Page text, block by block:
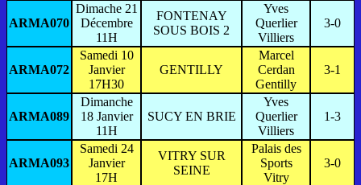
ARMA070
Dimache 21
Décembre
11H
FONTENAY
SOUS BOIS 2
Yves
Querlier
Villiers
3-0
ARMA072
Samedi 10
Janvier
17H30
GENTILLY
Marcel
Cerdan
Gentilly
3-1
ARMA089
Dimanche
18 Janvier
11H
SUCY EN BRIE
Yves
Querlier
Villiers
1-3
ARMA093
Samedi 24
Janvier
17H
VITRY SUR
SEINE
Palais des
Sports
Vitry
3-0